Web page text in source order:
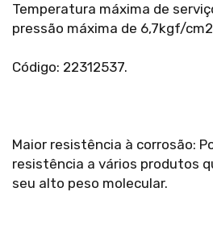
Temperatura máxima de
pressão máxima de 6,7kgf/
Código: 22312537.
Maior resistência à corrosão:
resistência a vários produtos
seu alto peso molecular.